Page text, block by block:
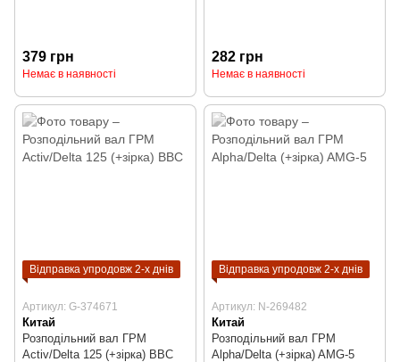
379 грн
Немає в наявності
282 грн
Немає в наявності
Відправка упродовж 2-х днів
Артикул: G-374671
Китай
Розподільний вал ГРМ
Activ/Delta 125 (+зірка) BBC
Відправка упродовж 2-х днів
Артикул: N-269482
Китай
Розподільний вал ГРМ
Alpha/Delta (+зірка) AMG-5